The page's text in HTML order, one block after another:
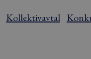
Kollektivavtal